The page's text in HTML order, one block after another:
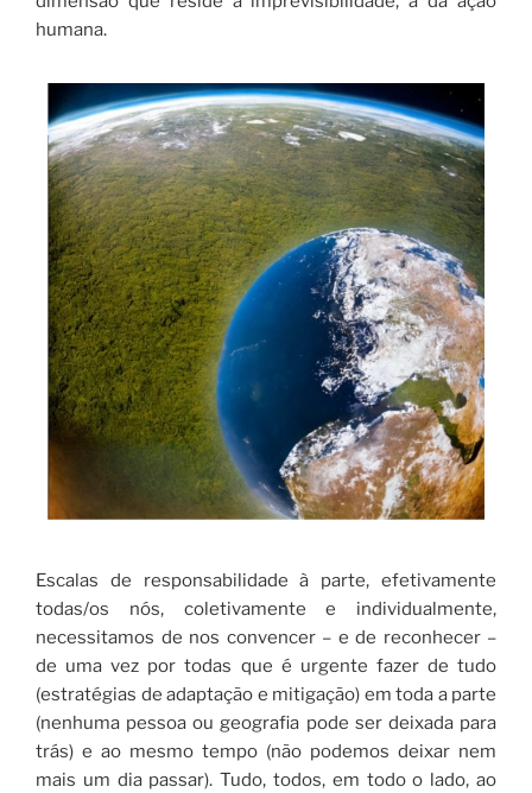
humana.
Escalas de responsabilidade à parte, efetivamente
todas/os nós, coletivamente e individualmente,
necessitamos de nos convencer – e de reconhecer –
de uma vez por todas que é urgente fazer de tudo
(estratégias de adaptação e mitigação) em toda a parte
(nenhuma pessoa ou geografia pode ser deixada para
trás) e ao mesmo tempo (não podemos deixar nem
mais um dia passar). Tudo, todos, em todo o lado, ao